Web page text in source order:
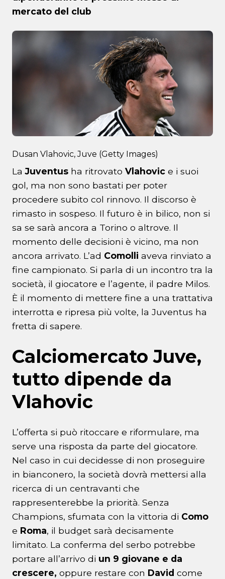
mercato del club
Dusan Vlahovic, Juve (Getty Images)
LaJuventus ha ritrovato Vlahovic e i suoi
gol, ma non sono bastati per poter
procedere subito col rinnovo. Il discorso è
rimasto in sospeso. Il futuro è in bilico, non si
sa se sarà ancora a Torino o altrove. Il
momento delle decisioni è vicino, ma non
ancora arrivato. L’ad Comolli aveva rinviato a
fine campionato. Si parla di un incontro tra la
società, il giocatore e l’agente, il padre Milos.
È il momento di mettere fine a una trattativa
interrotta e ripresa più volte, la Juventus ha
fretta di sapere.
Calciomercato Juve,
tutto dipende da
Vlahovic
L’offerta si può ritoccare e riformulare, ma
serve una risposta da parte del giocatore.
Nel caso in cui decidesse di non proseguire
in bianconero, la società dovrà mettersi alla
ricerca di un centravanti che
rappresenterebbe la priorità. Senza
Champions, sfumata con la vittoria di Como
e Roma, il budget sarà decisamente
limitato. La conferma del serbo potrebbe
portare all’arrivo di un 9 giovane e da
crescere, oppure restare con David come